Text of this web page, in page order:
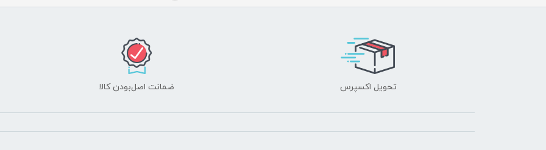
تحویل اکسپرس ضمانت اصل‌بودن کالا